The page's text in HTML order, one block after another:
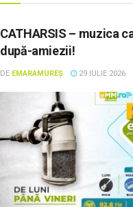
CATHARSIS – muzica
după-amiezii!
DE EMARAMUREȘ 29 IULIE 2026